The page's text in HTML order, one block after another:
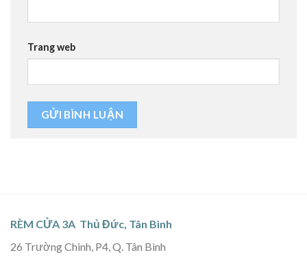
Trang web
RÈM CỬA 3A Thủ Đức, Tân Bình
26 Trường Chinh, P4, Q. Tân Bình